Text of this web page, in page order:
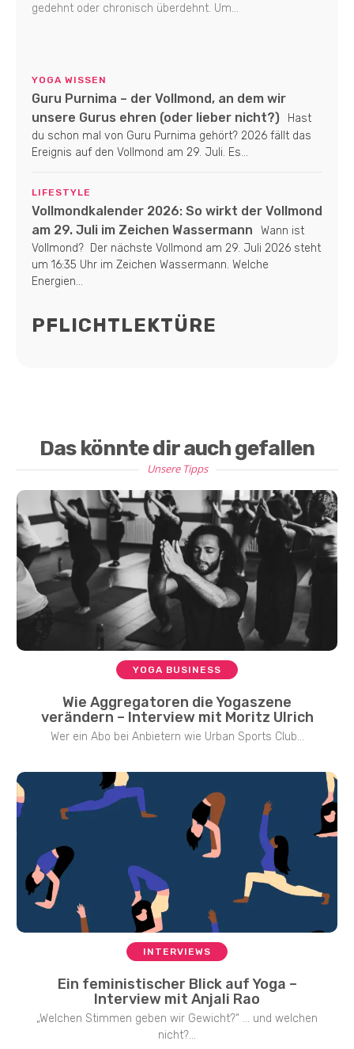
gedehnt oder chronisch überdehnt. Um...
YOGA WISSEN
Guru Purnima – der Vollmond, an dem wir
unsere Gurus ehren (oder lieber nicht?)
Hast
du schon mal von Guru Purnima gehört? 2026 fällt das
Ereignis auf den Vollmond am 29. Juli. Es...
LIFESTYLE
Vollmondkalender 2026: So wirkt der Vollmond
am 29. Juli im Zeichen Wassermann
Wann ist
Vollmond? Der nächste Vollmond am 29. Juli 2026 steht
um 16:35 Uhr im Zeichen Wassermann. Welche
Energien...
PFLICHTLEKTÜRE
Das könnte dir auch gefallen
Unsere Tipps
YOGA BUSINESS
Wie Aggregatoren die Yogaszene
verändern – Interview mit Moritz Ulrich
Wer ein Abo bei Anbietern wie Urban Sports Club...
INTERVIEWS
Ein feministischer Blick auf Yoga –
Interview mit Anjali Rao
„Welchen Stimmen geben wir Gewicht?“ … und welchen
nicht?...